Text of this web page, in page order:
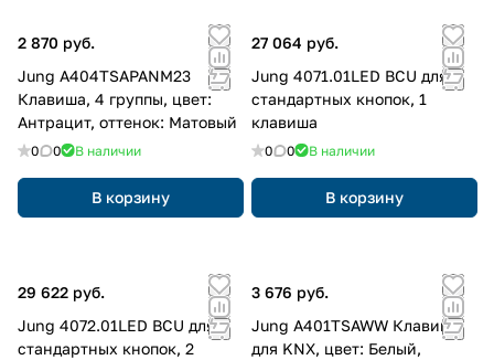
2 870 руб.
Jung A404TSAPANM23
Клавиша, 4 группы, цвет:
Антрацит, оттенок: Матовый
0 0 В наличии
В корзину
27 064 руб.
Jung 4071.01LED BCU для
стандартных кнопок, 1
клавиша
0 0 В наличии
В корзину
29 622 руб.
Jung 4072.01LED BCU для
стандартных кнопок, 2
3 676 руб.
Jung A401TSAWW Клавиша
для KNX, цвет: Белый,